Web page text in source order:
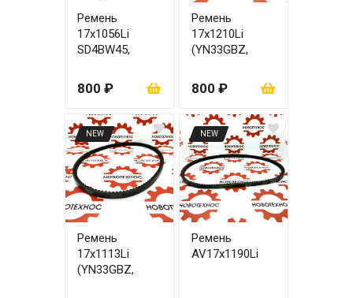
Ремень
17x1056Li
SD4BW45,
800 ₽
Ремень
17x1210Li
(YN33GBZ,
800 ₽
NEW
Ремень
17x1113Li
(YN33GBZ,
NEW
Ремень
AV17х1190Li